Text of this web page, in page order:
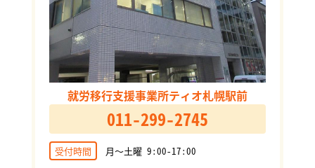
就労移行支援事業所ティオ札幌駅前
011-299-2745
受付時間 月～土曜 9:00-17:00